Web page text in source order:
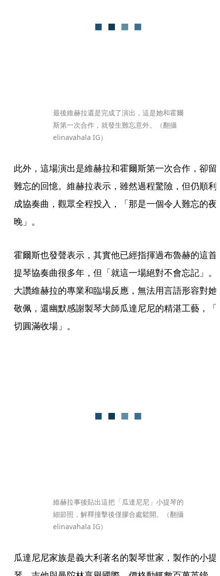
最後維赫拉還是完成了演出，這是她和霍爾
斯第一次合作，就發生難忘意外。（翻攝
elinavahala IG）
此外，這場演出是維赫拉和霍爾斯第一次合作，卻留
難忘的回憶。維赫拉表示，雖然過程驚險，但仍順利
成協奏曲，觀眾全程投入，「那是一個令人難忘的夜
晚」。
霍爾斯也發聲表示，其實他已經指揮過布魯赫的這首
提琴協奏曲很多年，但「就這一場絕對不會忘記」。
大讚維赫拉的專業和臨場反應，無法用言語形容對她
敬佩，還幽默感謝製琴大師瓜達尼尼的精湛工藝，「
切圓滿收場」。
維赫拉事後貼出這把「瓜達尼尼」小提琴的
細節照，解釋撞擊後僅膠合處鬆開。（翻攝
elinavahala IG）
瓜達尼尼家族是義大利著名的製琴世家，製作的小提